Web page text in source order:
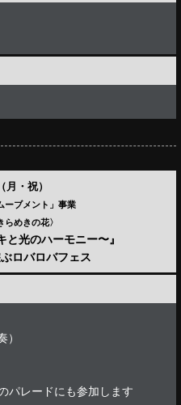
月・祝）
ーブメント」事業
らめきの花〉
と光のハーモニー〜』
ロバロバフェス
パレードにも参加します